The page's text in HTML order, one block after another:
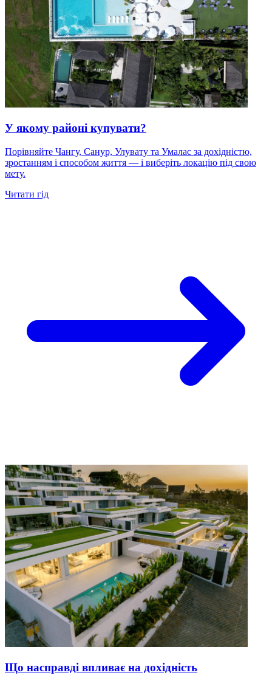
У якому районі купувати?
Порівняйте Чангу, Санур, Улувату та Умалас за дохідністю,
зростанням і способом життя — і виберіть локацію під свою
мету.
Читати гід
Що насправді впливає на дохідність